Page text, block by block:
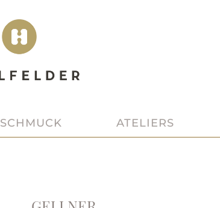
SCHMUCK ATELIERS